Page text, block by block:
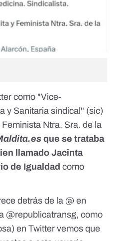
como "Vice-
y Sanitaria sindical" (sic)
Ntra. Sra. de la
que se trataba
llamado Jacinta
de Igualdad como
detrás de la @ en
@republicatransg, como
en Twitter vemos que